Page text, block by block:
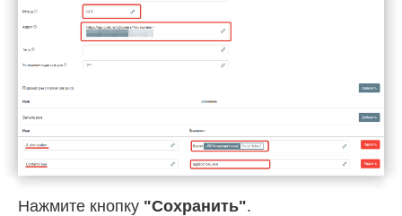
Нажмите кнопку "Сохранить".